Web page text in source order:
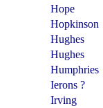
Hope
Hopkinson
Hughes
Hughes
Humphries
Ierons ?
Irving